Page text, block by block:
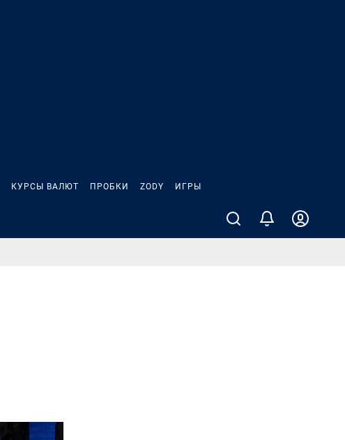
КУРСЫ ВАЛЮТ ПРОБКИ ZODY ИГРЫ